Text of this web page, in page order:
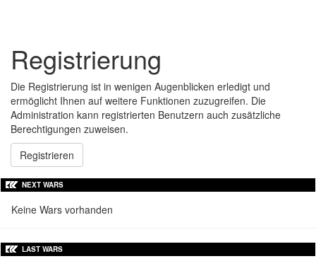
Registrierung
Die Registrierung ist in wenigen Augenblicken erledigt und
ermöglicht Ihnen auf weitere Funktionen zuzugreifen. Die
Administration kann registrierten Benutzern auch zusätzliche
Berechtigungen zuweisen.
Registrieren
NEXT WARS
Keine Wars vorhanden
LAST WARS